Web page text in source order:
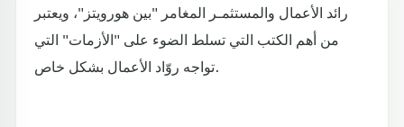
رائد الأعمال والمستثمـر المغامر "بين هورويتز"، ويعتبر
من أهم الكتب التي تسلط الضوء على "الأزمات" التي
تواجه روّاد الأعمال بشكل خاص.